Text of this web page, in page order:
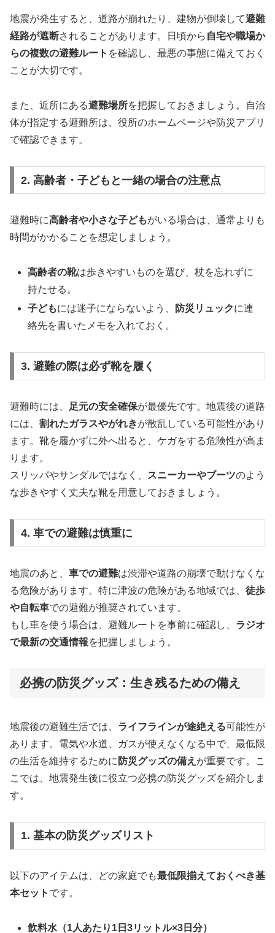
地震が発生すると、道路が崩れたり、建物が倒壊して避難
経路が遮断されることがあります。日頃から 自宅や職場か
らの複数の避難ルート を確認し、最悪の事態に備えておく
ことが大切です。
また、近所にある避難場所を把握しておきましょう。自治
体が指定する避難所は、役所のホームページや防災アプリ
で確認できます。
2. 高齢者・子どもと一緒の場合の注意点
避難時に高齢者や小さな子どもがいる場合は、通常よりも
時間がかかることを想定しましょう。
高齢者の靴は歩きやすいものを選び、杖を忘れずに
持たせる。
子どもには迷子にならないよう、 防災リュックに連
絡先を書いたメモを入れておく。
3. 避難の際は必ず靴を履く
避難時には、 足元の安全確保が最優先です。地震後の道路
には、 割れたガラスやがれきが散乱している可能性があり
ます。靴を履かずに外へ出ると、ケガをする危険性が高ま
ります。
スリッパやサンダルではなく、
スニーカーやブーツのよう
な歩きやすく丈夫な靴を用意しておきましょう。
4. 車での避難は慎重に
地震のあと、 車での避難は渋滞や道路の崩壊で動けなくな
る危険があります。特に津波の危険がある地域では、 徒歩
や自転車での避難が推奨されています。
もし車を使う場合は、避難ルートを事前に確認し、 ラジオ
で最新の交通情報を把握しましょう。
必携の防災グッズ：生き残るための備え
地震後の避難生活では、 ライフラインが途絶える可能性が
あります。電気や水道、ガスが使えなくなる中で、最低限
の生活を維持するために 防災グッズの備え が重要です。こ
こでは、地震発生後に役立つ必携の防災グッズを紹介しま
す。
1. 基本の防災グッズリスト
以下のアイテムは、どの家庭でも最低限揃えておくべき基
本セット です。
飲料水（1人あたり1日3リットル×3日分）